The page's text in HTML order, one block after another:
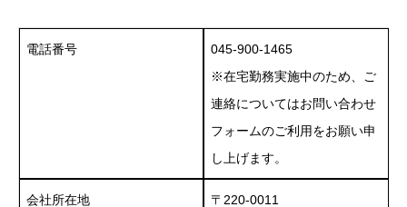
電話番号
045-900-1465
※在宅勤務実施中のため、ご
連絡についてはお問い合わせ
フォームのご利用をお願い申
し上げます。
会社所在地
〒220-0011